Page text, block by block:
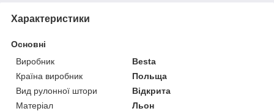
Характеристики
Основні
Виробник
Besta
Країна виробник
Польща
Вид рулонної штори
Відкрита
Матеріал
Льон